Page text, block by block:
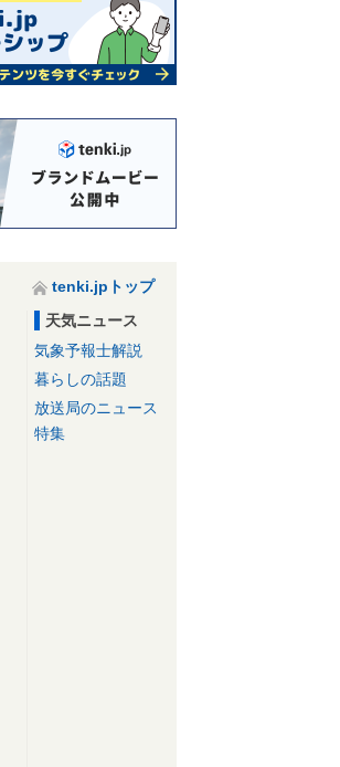
tenki.jpトップ
天気ニュース
気象予報士解説
暮らしの話題
放送局のニュース
特集